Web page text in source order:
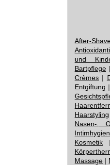
After-
und
Bartpflege |
Crèmes |
Entgiftung |
Haarstyling
Nasen-,
Kosmetik
Massage |